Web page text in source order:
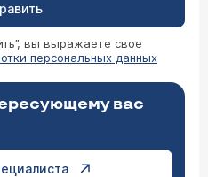
вы выражаете свое
персональных данных
вас